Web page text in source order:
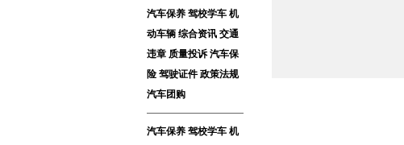
汽车保养 驾校学车 机
动车辆 综合资讯 交通
违章 质量投诉 汽车保
险 驾驶证件 政策法规
汽车团购
汽车保养 驾校学车 机